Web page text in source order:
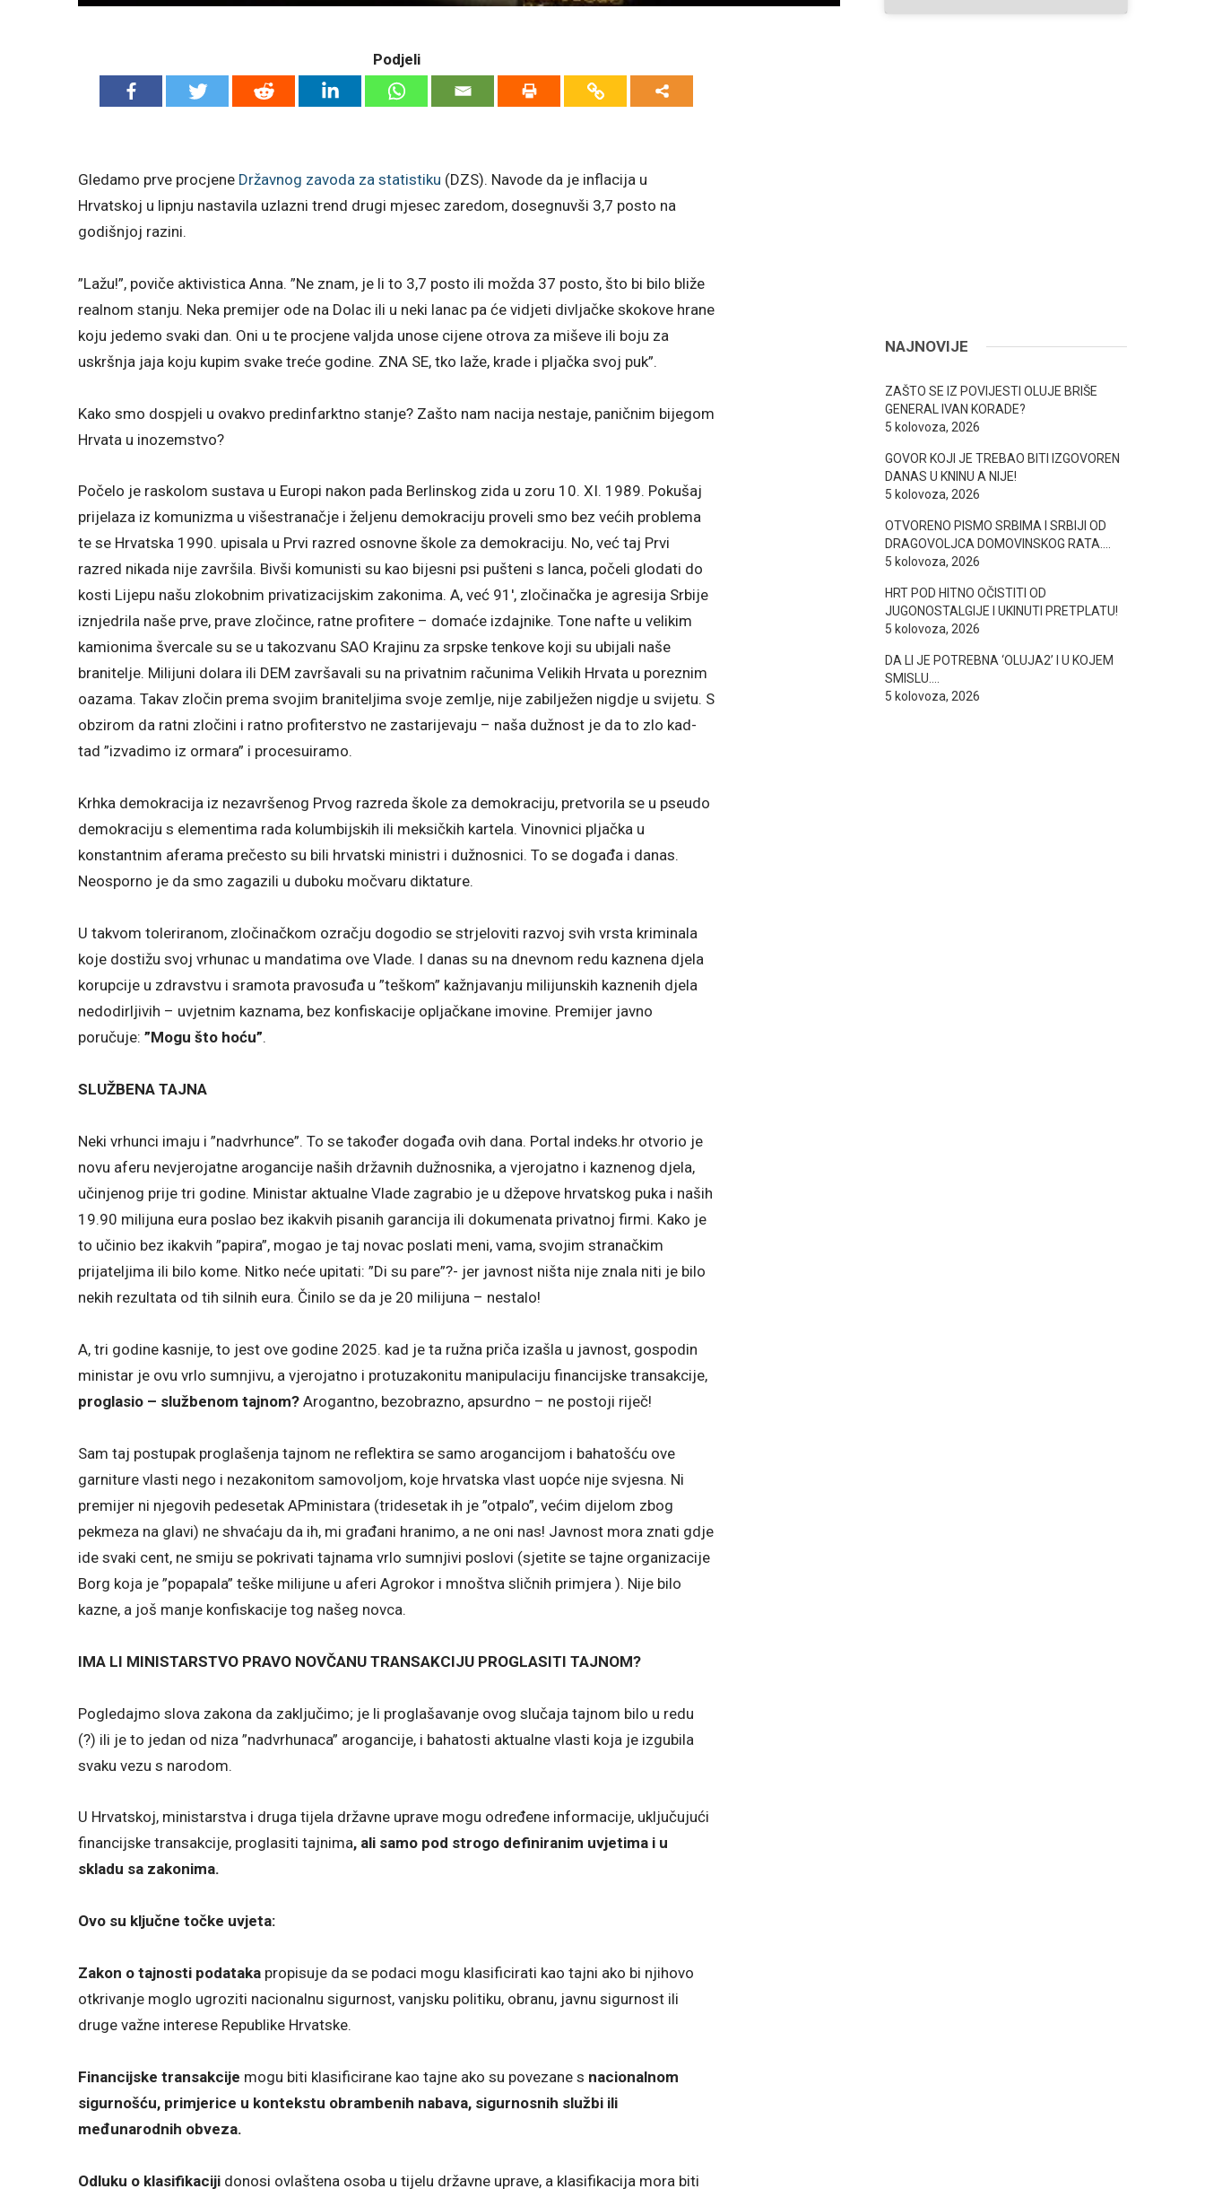
Podjeli
Gledamo prve procjene Državnog zavoda za statistiku (DZS). Navode da je inflacija u
Hrvatskoj u lipnju nastavila uzlazni trend drugi mjesec zaredom, dosegnuvši 3,7 posto na
godišnjoj razini.
”Lažu!”, poviče aktivistica Anna. ”Ne znam, je li to 3,7 posto ili možda 37 posto, što bi bilo bliže
realnom stanju. Neka premijer ode na Dolac ili u neki lanac pa će vidjeti divljačke skokove hrane
koju jedemo svaki dan. Oni u te procjene valjda unose cijene otrova za miševe ili boju za
uskršnja jaja koju kupim svake treće godine. ZNA SE, tko laže, krade i pljačka svoj puk”.
Kako smo dospjeli u ovakvo predinfarktno stanje? Zašto nam nacija nestaje, paničnim bijegom
Hrvata u inozemstvo?
Počelo je raskolom sustava u Europi nakon pada Berlinskog zida u zoru 10. XI. 1989. Pokušaj
prijelaza iz komunizma u višestranačje i željenu demokraciju proveli smo bez većih problema
te se Hrvatska 1990. upisala u Prvi razred osnovne škole za demokraciju. No, već taj Prvi
razred nikada nije završila. Bivši komunisti su kao bijesni psi pušteni s lanca, počeli glodati do
kosti Lijepu našu zlokobnim privatizacijskim zakonima. A, već 91′, zločinačka je agresija Srbije
iznjedrila naše prve, prave zločince, ratne profitere – domaće izdajnike. Tone nafte u velikim
kamionima švercale su se u takozvanu SAO Krajinu za srpske tenkove koji su ubijali naše
branitelje. Milijuni dolara ili DEM završavali su na privatnim računima Velikih Hrvata u poreznim
oazama. Takav zločin prema svojim braniteljima svoje zemlje, nije zabilježen nigdje u svijetu. S
obzirom da ratni zločini i ratno profiterstvo ne zastarijevaju – naša dužnost je da to zlo kad-
tad ”izvadimo iz ormara” i procesuiramo.
Krhka demokracija iz nezavršenog Prvog razreda škole za demokraciju, pretvorila se u pseudo
demokraciju s elementima rada kolumbijskih ili meksičkih kartela. Vinovnici pljačka u
konstantnim aferama prečesto su bili hrvatski ministri i dužnosnici. To se događa i danas.
Neosporno je da smo zagazili u duboku močvaru diktature.
U takvom toleriranom, zločinačkom ozračju dogodio se strjeloviti razvoj svih vrsta kriminala
koje dostižu svoj vrhunac u mandatima ove Vlade. I danas su na dnevnom redu kaznena djela
korupcije u zdravstvu i sramota pravosuđa u ”teškom” kažnjavanju milijunskih kaznenih djela
nedodirljivih – uvjetnim kaznama, bez konfiskacije opljačkane imovine. Premijer javno
poručuje: ”Mogu što hoću”.
SLUŽBENA TAJNA
Neki vrhunci imaju i ”nadvrhunce”. To se također događa ovih dana. Portal indeks.hr otvorio je
novu aferu nevjerojatne arogancije naših državnih dužnosnika, a vjerojatno i kaznenog djela,
učinjenog prije tri godine. Ministar aktualne Vlade zagrabio je u džepove hrvatskog puka i naših
19.90 milijuna eura poslao bez ikakvih pisanih garancija ili dokumenata privatnoj firmi. Kako je
to učinio bez ikakvih ”papira”, mogao je taj novac poslati meni, vama, svojim stranačkim
prijateljima ili bilo kome. Nitko neće upitati: ”Di su pare”?- jer javnost ništa nije znala niti je bilo
nekih rezultata od tih silnih eura. Činilo se da je 20 milijuna – nestalo!
A, tri godine kasnije, to jest ove godine 2025. kad je ta ružna priča izašla u javnost, gospodin
ministar je ovu vrlo sumnjivu, a vjerojatno i protuzakonitu manipulaciju financijske transakcije,
proglasio – službenom tajnom? Arogantno, bezobrazno, apsurdno – ne postoji riječ!
Sam taj postupak proglašenja tajnom ne reflektira se samo arogancijom i bahatošću ove
garniture vlasti nego i nezakonitom samovoljom, koje hrvatska vlast uopće nije svjesna. Ni
premijer ni njegovih pedesetak APministara (tridesetak ih je ”otpalo”, većim dijelom zbog
pekmeza na glavi) ne shvaćaju da ih, mi građani hranimo, a ne oni nas! Javnost mora znati gdje
ide svaki cent, ne smiju se pokrivati tajnama vrlo sumnjivi poslovi (sjetite se tajne organizacije
Borg koja je ”popapala” teške milijune u aferi Agrokor i mnoštva sličnih primjera ). Nije bilo
kazne, a još manje konfiskacije tog našeg novca.
IMA LI MINISTARSTVO PRAVO NOVČANU TRANSAKCIJU PROGLASITI TAJNOM?
Pogledajmo slova zakona da zaključimo; je li proglašavanje ovog slučaja tajnom bilo u redu
(?) ili je to jedan od niza ”nadvrhunaca” arogancije, i bahatosti aktualne vlasti koja je izgubila
svaku vezu s narodom.
U Hrvatskoj, ministarstva i druga tijela državne uprave mogu određene informacije, uključujući
financijske transakcije, proglasiti tajnima, ali samo pod strogo definiranim uvjetima i u
skladu sa zakonima.
Ovo su ključne točke uvjeta:
Zakon o tajnosti podataka propisuje da se podaci mogu klasificirati kao tajni ako bi njihovo
otkrivanje moglo ugroziti nacionalnu sigurnost, vanjsku politiku, obranu, javnu sigurnost ili
druge važne interese Republike Hrvatske.
Financijske transakcije mogu biti klasificirane kao tajne ako su povezane s nacionalnom
sigurnošću, primjerice u kontekstu obrambenih nabava, sigurnosnih službi ili
međunarodnih obveza.
Odluku o klasifikaciji donosi ovlaštena osoba u tijelu državne uprave, a klasifikacija mora biti
NAJNOVIJE
ZAŠTO SE IZ POVIJESTI OLUJE BRIŠE
GENERAL IVAN KORADE?
5 kolovoza, 2026
GOVOR KOJI JE TREBAO BITI IZGOVOREN
DANAS U KNINU A NIJE!
5 kolovoza, 2026
OTVORENO PISMO SRBIMA I SRBIJI OD
DRAGOVOLJCA DOMOVINSKOG RATA….
5 kolovoza, 2026
HRT POD HITNO OČISTITI OD
JUGONOSTALGIJE I UKINUTI PRETPLATU!
5 kolovoza, 2026
DA LI JE POTREBNA ‘OLUJA2’ I U KOJEM
SMISLU….
5 kolovoza, 2026